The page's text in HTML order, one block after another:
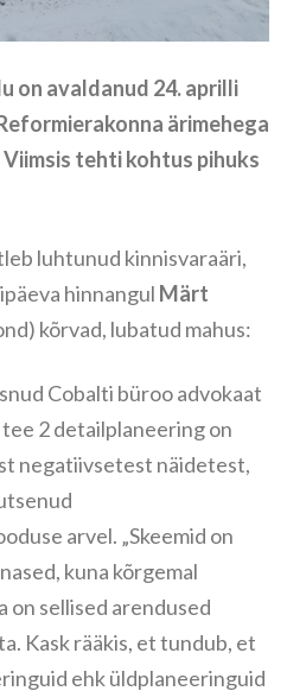
on avaldanud 24. aprilli
ärimehega
tehti kohtus pihuks
luhtunud kinnisvaraäri,
hinnangul Märt
kõrvad, lubatud mahus:
Cobalti büroo advokaat
2 detailplaneering on
negatiivsetest näidetest,
arvel. „Skeemid on
kuna kõrgemal
on sellised arendused
Kask rääkis, et tundub, et
ehk üldplaneeringuid